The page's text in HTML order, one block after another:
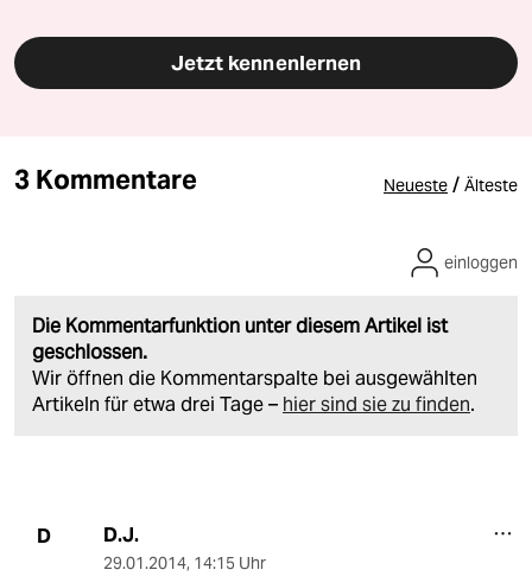
Jetzt kennenlernen
3 Kommentare Neueste / Älteste
Die Kommentarfunktion unter diesem Artikel ist
geschlossen.
Wir öffnen die Kommentarspalte bei ausgewählten
Artikeln für etwa drei Tage – hier sind sie zu finden.
einloggen
D D.J.
29.01.2014, 14:15 Uhr